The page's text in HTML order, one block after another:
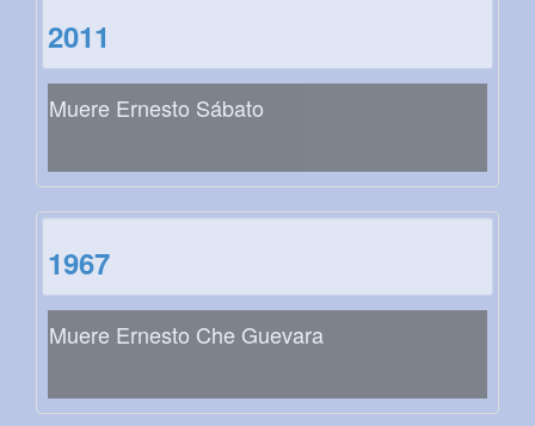
2011
Muere Ernesto Sábato
1967
Muere Ernesto Che Guevara